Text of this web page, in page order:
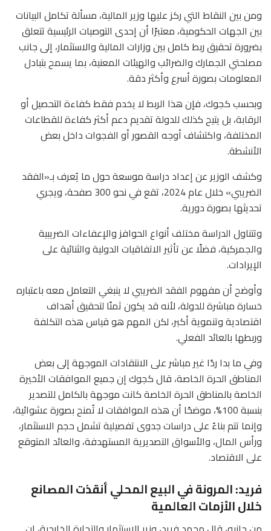
ومن بين النقاط التي ركز عليها وزير المالية، مسألة تكامل البيانات
بين الجهات الحكومية، معتبرًا أن إحدى التوصيات الرئيسية تتعلق
بضرورة تحقيق ربط كامل بين وزارات المالية والاستثمار، إلى جانب
مصلحتي الجمارك والضرائب والهيئات المعنية، بما يسمح بتبادل
المعلومات بصورة أسرع وأكثر دقة.
وبحسب كجوك، فإن هذا الربط لا يخدم فقط كفاءة التحصيل أو
الرقابة، بل يتيح كذلك للدولة تقديم دعم أكثر كفاءة للقطاعات
المختلفة، واكتشاف أوجه القصور أو الفجوات داخل بعض
الأنشطة.
وكشف الوزير عن إعداد دراسة موسعة حول ما يُعرف بـ«الفقد
الضريبي» خلال عام 2024، تقع في نحو 300 صفحة، ويجري
تحديثها بصورة دورية.
وتتناول الدراسة مختلف أنواع الحوافز والإعفاءات الضريبية
والجمركية، فضلًا عن تأثير الاتفاقيات الدولية والثنائية على
الإيرادات.
وأوضح أن مفهوم الفقد الضريبي لا ينبغي التعامل معه باعتباره
خسارة مباشرة للدولة، لأنه قد يكون ثمنًا لتحقيق أهداف
اقتصادية وتنموية أكبر، لكن المهم هو قياس هذه التكلفة
وربطها بالعائد الفعلي.
وفي ما بدا ردًا غير مباشر على الانتقادات الموجهة إلى بعض
المناطق الحرة الخاصة، قال كجوك إن جميع الموافقات الأخيرة
الخاصة بالمناطق الحرة الخاصة كانت موجهة بالكامل للتصدير
بنسبة 100%، موضحًا أن هذه الموافقات لا تُمنح بصورة عشوائية،
وإنما تتم بناءً على دراسات جدوى تفصيلية تشمل حجم الاستثمار،
ورأس المال، والأسواق التصديرية المستهدفة، والعائد المتوقع
على الاقتصاد.
فريد: المرونة في البيع المحلي أنقذت المصانع
خلال الأزمات العالمية